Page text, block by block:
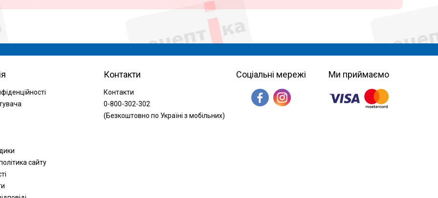
сайту
Контакти
Контакти
0-800-302-302
(Безкоштовно по Україні з мобільних)
Соціальні мережі Ми приймаємо